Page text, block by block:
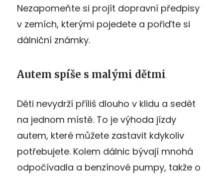
Nezapomeňte si projít dopravní předpisy
v zemích, kterými pojedete a pořiďte si
dálniční známky.
Autem spíše s malými dětmi
Děti nevydrží příliš dlouho v klidu a sedět
na jednom místě. To je výhoda jízdy
autem, které můžete zastavit kdykoliv
potřebujete. Kolem dálnic bývají mnohá
odpočívadla a benzínové pumpy, takže o